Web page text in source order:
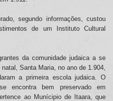
segundo informações, custou
de um Instituto Cultural
da comunidade judaica a se
Santa Maria, no ano de 1.904,
a primeira escola judaica. O
encontra bem preservado em
ao Munícipio de Itaara, que